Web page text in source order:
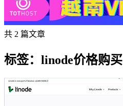
共 2 篇文章
标签：linode价格购买